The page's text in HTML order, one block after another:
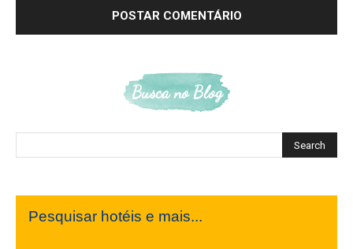
Busca no Blog
Pesquisar hotéis e mais...